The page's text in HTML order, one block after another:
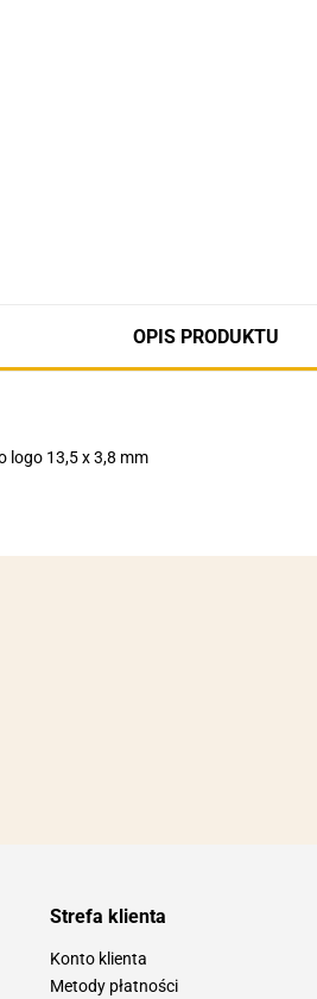
OPIS PRODUKTU
logo 13,5 x 3,8 mm
Strefa klienta
Konto klienta
Metody płatności